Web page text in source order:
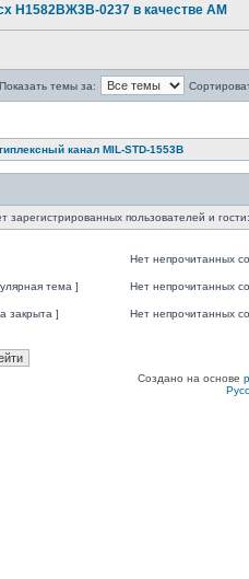
Н1582ВЖ3В-0237 в качестве AM
Показать темы за:
канал MIL-STD-1553B
пользователей и
Нет непрочитанных
тема ] Нет непрочитанных
закрыта ] Нет непрочитанных
Создано на основе